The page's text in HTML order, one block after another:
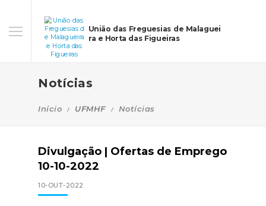
União das Freguesias de Malaguei
ra e Horta das Figueiras
Notícias
Início UFMHF Notícias
Divulgação | Ofertas de Emprego
10-10-2022
10-OUT-2022